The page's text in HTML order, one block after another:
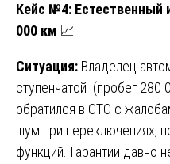
Кейс №4: Естественный
000 км 📈
Ситуация: Владелец
ступенчатой (пробег 280
обратился в СТО с
шум при переключениях,
функций. Гарантии давно